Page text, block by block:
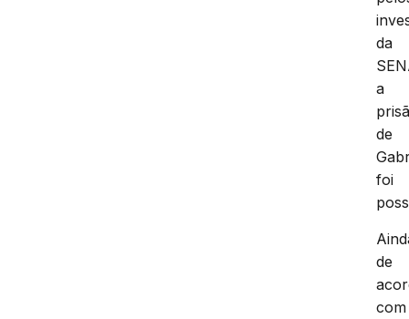
da
a
de
foi
de
com